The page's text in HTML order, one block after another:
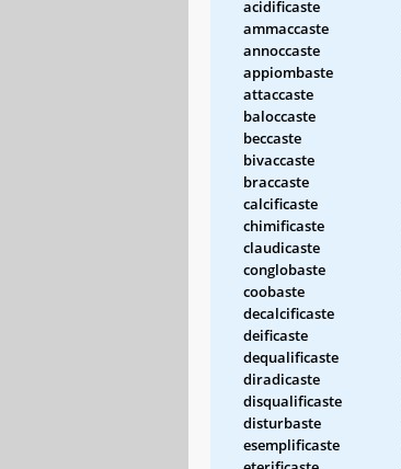
acidificaste
ammaccaste
annoccaste
appiombaste
attaccaste
baloccaste
beccaste
bivaccaste
braccaste
calcificaste
chimificaste
claudicaste
conglobaste
coobaste
decalcificaste
deificaste
dequalificaste
diradicaste
disqualificaste
disturbaste
esemplificaste